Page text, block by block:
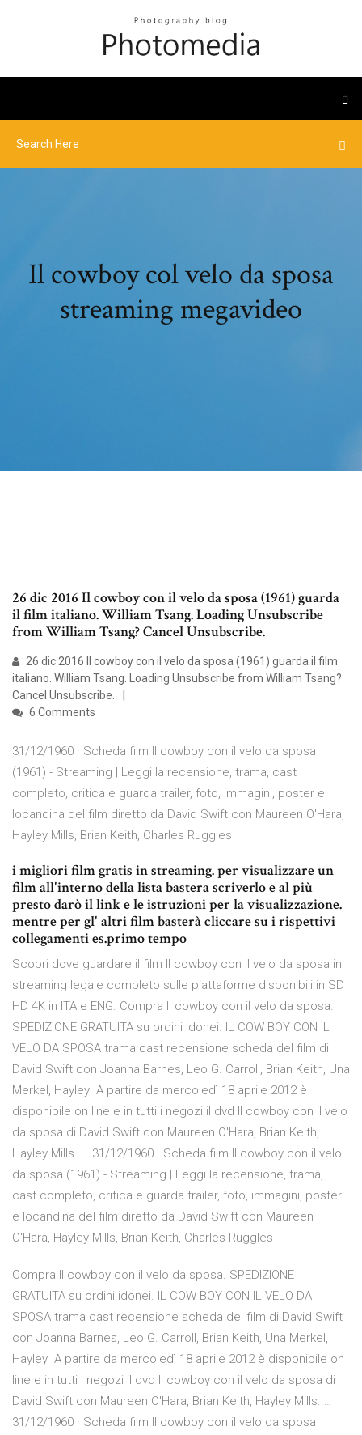
Il cowboy col velo da sposa
streaming megavideo
26 dic 2016 Il cowboy con il velo da sposa (1961) guarda
il film italiano. William Tsang. Loading Unsubscribe
from William Tsang? Cancel Unsubscribe.
26 dic 2016 Il cowboy con il velo da sposa (1961) guarda il film
italiano. William Tsang. Loading Unsubscribe from William Tsang?
Cancel Unsubscribe.
6 Comments
31/12/1960 · Scheda film Il cowboy con il velo da sposa
(1961) - Streaming | Leggi la recensione, trama, cast
completo, critica e guarda trailer, foto, immagini, poster e
locandina del film diretto da David Swift con Maureen O'Hara,
Hayley Mills, Brian Keith, Charles Ruggles
i migliori film gratis in streaming. per visualizzare un
film all'interno della lista bastera scriverlo e al più
presto darò il link e le istruzioni per la visualizzazione.
mentre per gl' altri film basterà cliccare su i rispettivi
collegamenti es.primo tempo
Scopri dove guardare il film Il cowboy con il velo da sposa in
streaming legale completo sulle piattaforme disponibili in SD
HD 4K in ITA e ENG. Compra Il cowboy con il velo da sposa.
SPEDIZIONE GRATUITA su ordini idonei. IL COW BOY CON IL
VELO DA SPOSA trama cast recensione scheda del film di
David Swift con Joanna Barnes, Leo G. Carroll, Brian Keith, Una
Merkel, Hayley A partire da mercoledì 18 aprile 2012 è
disponibile on line e in tutti i negozi il dvd Il cowboy con il velo
da sposa di David Swift con Maureen O'Hara, Brian Keith,
Hayley Mills. … 31/12/1960 · Scheda film Il cowboy con il velo
da sposa (1961) - Streaming | Leggi la recensione, trama,
cast completo, critica e guarda trailer, foto, immagini, poster
e locandina del film diretto da David Swift con Maureen
O'Hara, Hayley Mills, Brian Keith, Charles Ruggles
Compra Il cowboy con il velo da sposa. SPEDIZIONE
GRATUITA su ordini idonei. IL COW BOY CON IL VELO DA
SPOSA trama cast recensione scheda del film di David Swift
con Joanna Barnes, Leo G. Carroll, Brian Keith, Una Merkel,
Hayley A partire da mercoledì 18 aprile 2012 è disponibile on
line e in tutti i negozi il dvd Il cowboy con il velo da sposa di
David Swift con Maureen O'Hara, Brian Keith, Hayley Mills. …
31/12/1960 · Scheda film Il cowboy con il velo da sposa